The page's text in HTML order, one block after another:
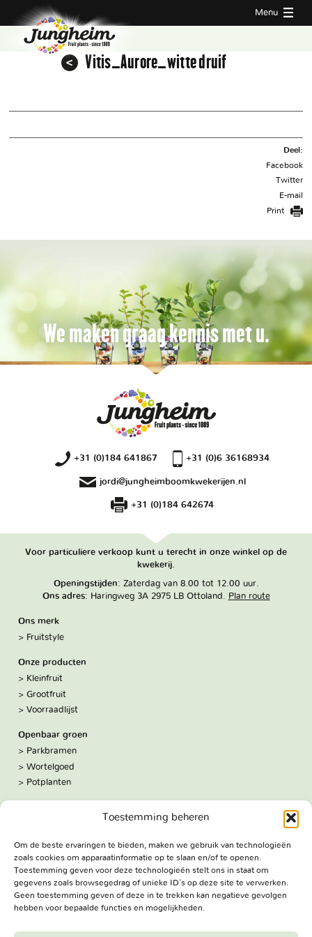
Toestemming beheren
Om de beste ervaringen te bieden, maken we gebruik van technologieën
zoals cookies om apparaatinformatie op te slaan en/of te openen.
Toestemming geven voor deze technologieën stelt ons in staat om
gegevens zoals browsegedrag of unieke ID's op deze site te verwerken.
Geen toestemming geven of deze in te trekken kan negatieve gevolgen
hebben voor bepaalde functies en mogelijkheden.
Menu
Vitis_Aurore_witte druif
Deel:
Facebook
Twitter
E-mail
Print
We maken graag kennis met u.
+31 (0)184 641867 +31 (0)6 36168934
jordi@jungheimboomkwekerijen.nl
+31 (0)184 642674
Voor particuliere verkoop kunt u terecht in onze winkel op de
kwekerij.
Openingstijden: Zaterdag van 8.00 tot 12.00 uur.
Ons adres: Haringweg 3A 2975 LB Ottoland. Plan route
Ons merk
Fruitstyle
Onze producten
Kleinfruit
Grootfruit
Voorraadlijst
Openbaar groen
Parkbramen
Wortelgoed
Potplanten
Volg ons:
Facebook
Bezoekadres
Haringweg 3A
2975 LB Ottoland